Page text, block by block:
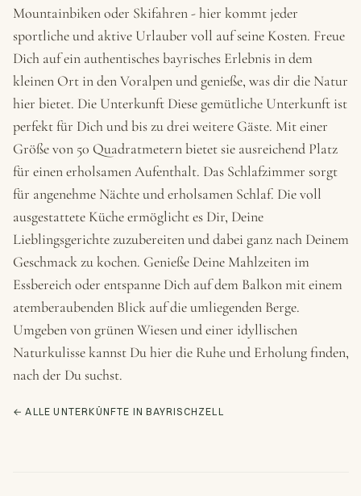
Mountainbiken oder Skifahren - hier kommt jeder
sportliche und aktive Urlauber voll auf seine Kosten. Freue
Dich auf ein authentisches bayrisches Erlebnis in dem
kleinen Ort in den Voralpen und genieße, was dir die Natur
hier bietet. Die Unterkunft Diese gemütliche Unterkunft ist
perfekt für Dich und bis zu drei weitere Gäste. Mit einer
Größe von 50 Quadratmetern bietet sie ausreichend Platz
für einen erholsamen Aufenthalt. Das Schlafzimmer sorgt
für angenehme Nächte und erholsamen Schlaf. Die voll
ausgestattete Küche ermöglicht es Dir, Deine
Lieblingsgerichte zuzubereiten und dabei ganz nach Deinem
Geschmack zu kochen. Genieße Deine Mahlzeiten im
Essbereich oder entspanne Dich auf dem Balkon mit einem
atemberaubenden Blick auf die umliegenden Berge.
Umgeben von grünen Wiesen und einer idyllischen
Naturkulisse kannst Du hier die Ruhe und Erholung finden,
nach der Du suchst.
← ALLE UNTERKÜNFTE IN BAYRISCHZELL